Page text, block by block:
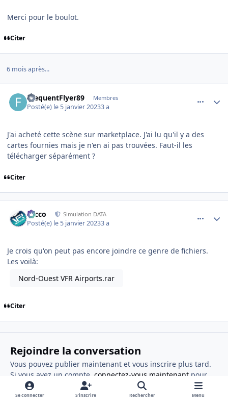
Merci pour le boulot.
Citer
6 mois après...
FrequentFlyer89 Membres
Posté(e) le 5 janvier 20233 a
J'ai acheté cette scène sur marketplace. J'ai lu qu'il y a des
cartes fournies mais je n'en ai pas trouvées. Faut-il les
télécharger séparément ?
Citer
Nicco Simulation DATA
Posté(e) le 5 janvier 20233 a
Je crois qu'on peut pas encore joindre ce genre de fichiers.
Les voilà:
Nord-Ouest VFR Airports.rar
Citer
Rejoindre la conversation
Vous pouvez publier maintenant et vous inscrire plus tard.
Si vous avez un compte, connectez-vous maintenantpour
publier avec votre compte.
Se connecter S’inscrire Rechercher Menu